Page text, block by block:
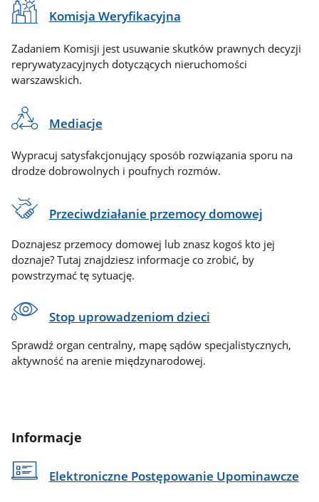
Komisja Weryfikacyjna
Zadaniem Komisji jest usuwanie skutków prawnych decyzji
reprywatyzacyjnych dotyczących nieruchomości
warszawskich.
Mediacje
Wypracuj satysfakcjonujący sposób rozwiązania sporu na
drodze dobrowolnych i poufnych rozmów.
Przeciwdziałanie przemocy domowej
Doznajesz przemocy domowej lub znasz kogoś kto jej
doznaje? Tutaj znajdziesz informacje co zrobić, by
powstrzymać tę sytuację.
Stop uprowadzeniom dzieci
Sprawdź organ centralny, mapę sądów specjalistycznych,
aktywność na arenie międzynarodowej.
Informacje
Elektroniczne Postępowanie Upominawcze